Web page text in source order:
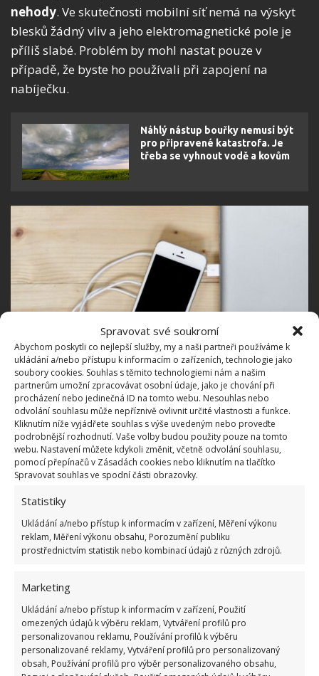
Spravovat své soukromí
Abychom poskytli co nejlepší služby, my a naši partneři používáme k
ukládání a/nebo přístupu k informacím o zařízeních, technologie jako
soubory cookies. Souhlas s těmito technologiemi nám a našim
partnerům umožní zpracovávat osobní údaje, jako je chování při
procházení nebo jedinečná ID na tomto webu. Nesouhlas nebo
odvolání souhlasu může nepříznivě ovlivnit určité vlastnosti a funkce.
Kliknutím níže vyjádřete souhlas s výše uvedeným nebo proveďte
podrobnější rozhodnutí. Vaše volby budou použity pouze na tomto
webu. Nastavení můžete kdykoli změnit, včetně odvolání souhlasu,
pomocí přepínačů v Zásadách cookies nebo kliknutím na tlačítko
Spravovat souhlas ve spodní části obrazovky.
Statistiky
Ukládání a/nebo přístup k informacím v zařízení, Měření výkonu
reklam, Měření výkonu obsahu, Porozumění publiku
prostřednictvím statistik nebo kombinací údajů z různých zdrojů.
Marketing
Ukládání a/nebo přístup k informacím v zařízení, Použití
omezených údajů k výběru reklam, Vytváření profilů pro
personalizovanou reklamu, Používání profilů k výběru
personalizované reklamy, Vytváření profilů pro personalizovaný
obsah, Používání profilů pro výběr personalizovaného obsahu,
nehody. Ve skutečnosti mobilní síť nemá na výskyt
blesků žádný vliv a jeho elektromagnetické pole je
příliš slabé. Problém by mohl nastat pouze v
případě, že byste ho používali při zapojení na
nabíječku.
Náhlý nástup bouřky nemusí být
pro připravené katastrofa. Je
třeba se vyhnout vodě a kovům
Fotografie: Pixabay
Použití žárovky pro větší bezpečí
Ukázalo se, že svou bezpečnost snadno zvýšíte tím,
vašeho domova přece jen uhodil blesk,
bude směřovat přímo k nía vyhne se jiným
zařízením a spotřebičům. Vyměnit jednu žárovku
pořízení nové televize či jiného zařízení.
Zdroj:Interia